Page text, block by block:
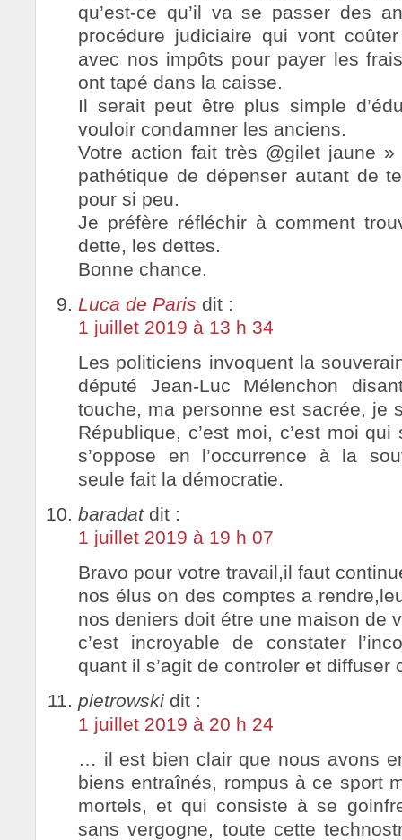
qu’est-ce qu’il va se passer des
procédure judiciaire qui vont
avec nos impôts pour payer les
ont tapé dans la caisse.
Il serait peut être plus simple
vouloir condamner les anciens.
Votre action fait très @gilet jaune
pathétique de dépenser autant de
pour si peu.
Je préfère réfléchir à comment
dette, les dettes.
Bonne chance.
Luca de Paris dit :
1 juillet 2019 à 13 h 34
Les politiciens invoquent la
député Jean-Luc Mélenchon
touche, ma personne est sacrée, je
République, c’est moi, c’est moi
s’oppose en l’occurrence à la
seule fait la démocratie.
baradat dit :
1 juillet 2019 à 19 h 07
Bravo pour votre travail,il faut
nos élus on des comptes a
nos deniers doit étre une maison de
c’est incroyable de constater
quant il s’agit de controler et diffuser
pietrowski dit :
1 juillet 2019 à 20 h 24
… il est bien clair que nous avons
biens entraînés, rompus à ce sport
mortels, et qui consiste à se
sans vergogne, toute cette